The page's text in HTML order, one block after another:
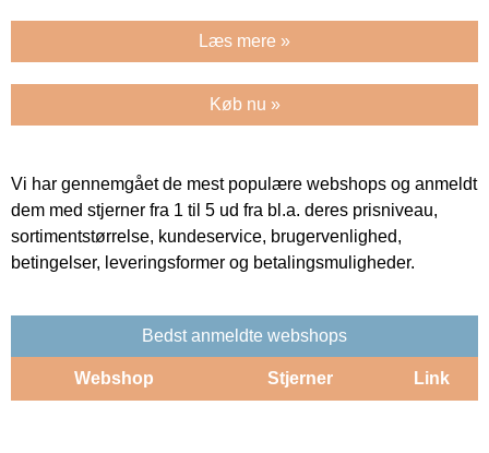
Læs mere »
Køb nu »
Vi har gennemgået de mest populære webshops og anmeldt
dem med stjerner fra 1 til 5 ud fra bl.a. deres prisniveau,
sortimentstørrelse, kundeservice, brugervenlighed,
betingelser, leveringsformer og betalingsmuligheder.
Bedst anmeldte webshops
Webshop Stjerner Link